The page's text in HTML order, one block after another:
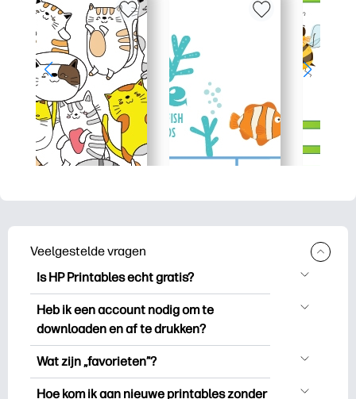
Veelgestelde vragen
Is HP Printables echt gratis?
HP Printables biedt meer dan 2.500
gratis printables om te downloaden en
kleurplaten, leuke leerwerkbladen,
knutselwerkjes en kaarten voor speciale
Heb ik een account nodig om te
downloaden en af te drukken?
Je kunt ontdekken en printen zonder een
account aan te maken. Maar als u zich
aanmeldt, kunt u uw favoriete printables
Wat zijn „favorieten”?
Favorieten is je persoonlijke voorraad
Hoe kom ik aan nieuwe printables zonder